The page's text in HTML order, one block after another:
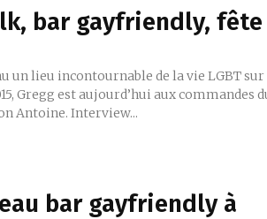
bar gayfriendly, fête
un lieu incontournable de la vie LGBT sur
Gregg est aujourd’hui aux commandes
Antoine. Interview...
bar gayfriendly à